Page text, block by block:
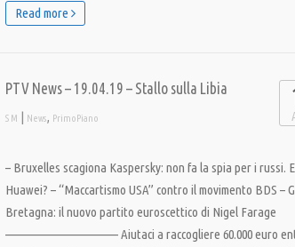
Read more
PTV News – 19.04.19 – Stallo sulla Libia
S M | News, PrimoPiano
– Bruxelles scagiona Kaspersky: non fa la spia per i russi. E
Huawei? – “Maccartismo USA” contro il movimento BDS –
Bretagna: il nuovo partito euroscettico di Nigel Farage
———————————– Aiutaci a raccogliere 60.000 euro